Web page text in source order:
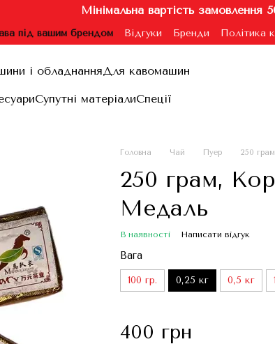
Мінімальна вартість замовлення
під вашим брендом Відгуки Бренди
Політика
публічної оферти
і обладнанняДля кавомашин
Супутні матеріалиСпеції
Головна Чай Пуер 250
250 грам,
Медаль
В наявності Написати відгук
Вага
100 гр. 0,25 кг 0,5 кг
400 грн